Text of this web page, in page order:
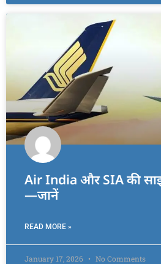
Air India और SIA की
—जानें
READ MORE »
January 17, 2026 No Comments